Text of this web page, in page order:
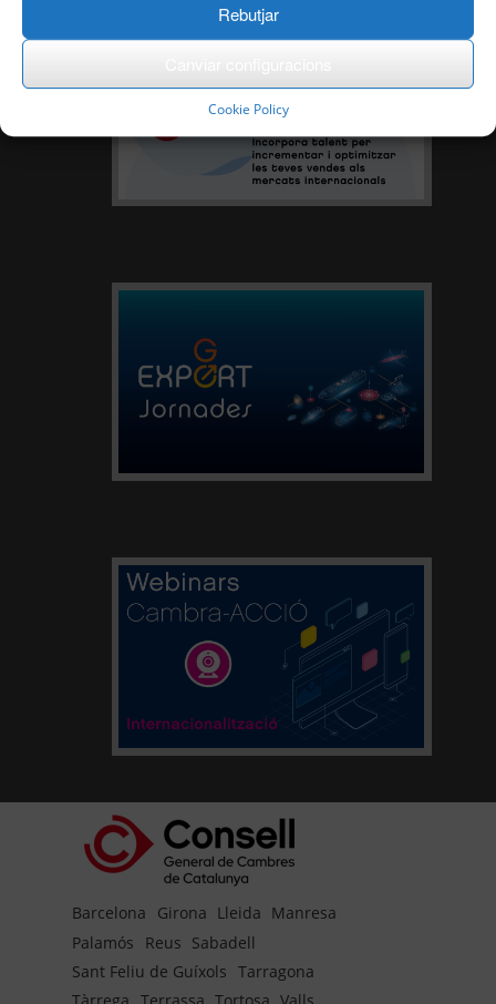
Rebutjar
Cookie Policy
Barcelona Girona Lleida Manresa
Palamós
Reus Sabadell
Sant Feliu de Guíxols Tarragona